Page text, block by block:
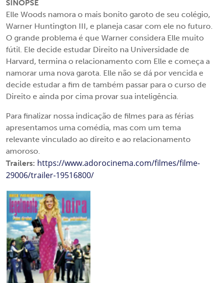
SINOPSE
Elle Woods namora o mais bonito garoto de seu colégio,
Warner Huntington III, e planeja casar com ele no futuro.
O grande problema é que Warner considera Elle muito
fútil. Ele decide estudar Direito na Universidade de
Harvard, termina o relacionamento com Elle e começa a
namorar uma nova garota. Elle não se dá por vencida e
decide estudar a fim de também passar para o curso de
Direito e ainda por cima provar sua inteligência.
Para finalizar nossa indicação de filmes para as férias
apresentamos uma comédia, mas com um tema
relevante vinculado ao direito e ao relacionamento
amoroso.
Trailers: https://www.adorocinema.com/filmes/filme-
29006/trailer-19516800/